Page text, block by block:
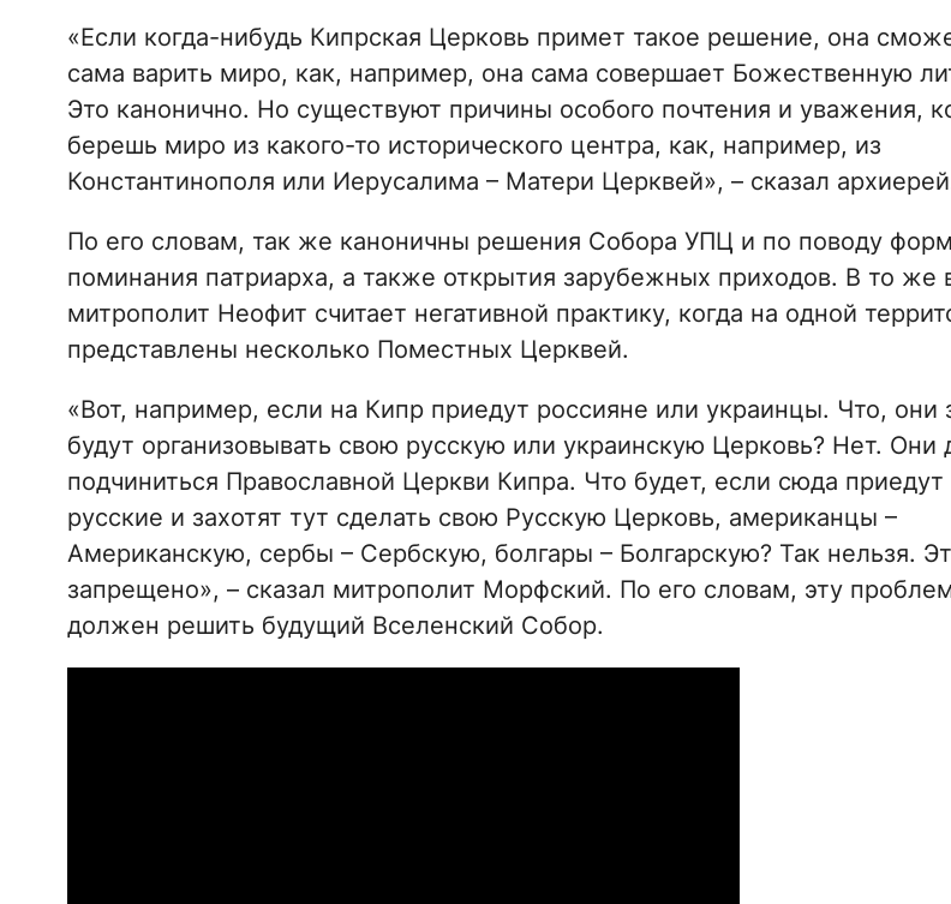
«Если когда-нибудь Кипрская Церковь примет такое решение, она
сама варить миро, как, например, она сама совершает Божественную
Это канонично. Но существуют причины особого почтения и уважения,
берешь миро из какого-то исторического центра, как, например, из
Константинополя или Иерусалима – Матери Церквей», – сказал
По его словам, так же каноничны решения Собора УПЦ и по поводу
поминания патриарха, а также открытия зарубежных приходов. В то же
митрополит Неофит считает негативной практику, когда на одной
представлены несколько Поместных Церквей.
«Вот, например, если на Кипр приедут россияне или украинцы. Что, они
будут организовывать свою русскую или украинскую Церковь? Нет.
подчиниться Православной Церкви Кипра. Что будет, если сюда приедут
русские и захотят тут сделать свою Русскую Церковь, американцы –
Американскую, сербы – Сербскую, болгары – Болгарскую? Так нельзя.
запрещено», – сказал митрополит Морфский. По его словам, эту
должен решить будущий Вселенский Собор.